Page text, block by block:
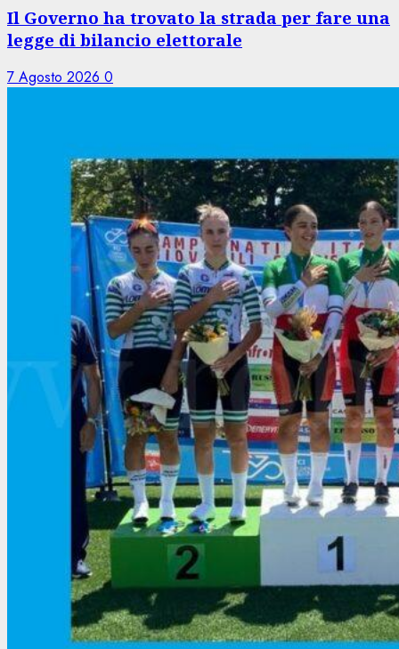
Il Governo ha trovato la strada per fare una
legge di bilancio elettorale
7 Agosto 2026 0